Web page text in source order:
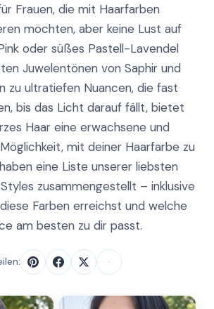
Frauen, die mit Haarfarben
möchten, aber keine Lust auf
oder süßes Pastell-Lavendel
Juwelentönen von Saphir und
zu ultratiefen Nuancen, die fast
bis das Licht darauf fällt, bietet
Haar eine erwachsene und
mit deiner Haarfarbe zu
eine Liste unserer liebsten
zusammengestellt – inklusive
Farben erreichst und welche
am besten zu dir passt.